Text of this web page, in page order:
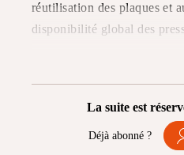
réutilisation des plaques et
disponibilité global des
La suite est
Déjà abonné ?